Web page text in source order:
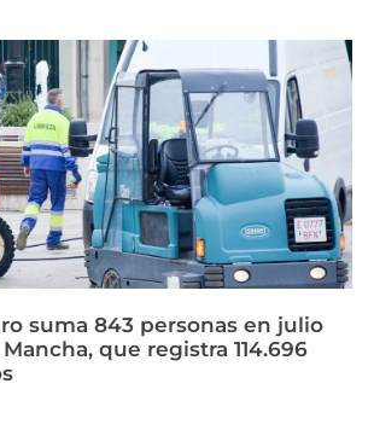
suma 843 personas en julio
que registra 114.696